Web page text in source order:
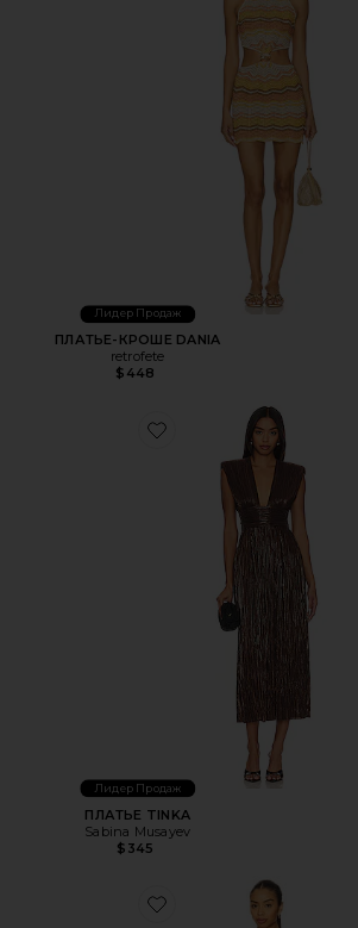
Лидер Продаж
ПЛАТЬЕ-КРОШЕ DANIA
retrofete
$448
Favorite ПЛАТЬЕ TINKA
Лидер Продаж
ПЛАТЬЕ TINKA
Sabina Musayev
$345
Favorite ПЛАТЬЕ OLIVIDAE MINI